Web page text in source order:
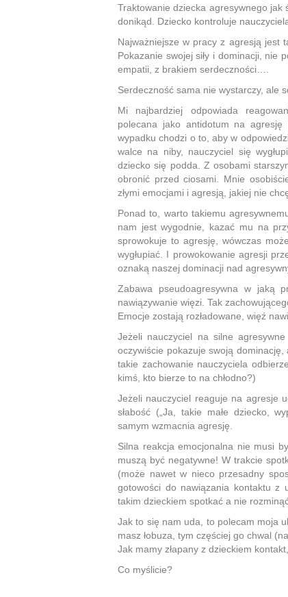
Traktowanie dziecka agresywnego
donikąd. Dziecko kontroluje
Najważniejsze w pracy z agresją jest
Pokazanie swojej siły i dominacji, nie
empatii, z brakiem serdeczności….
Serdeczność sama nie wystarczy, ale
Mi najbardziej odpowiada
polecana jako antidotum na agresję
wypadku chodzi o to, aby w
walce na niby, nauczyciel się
dziecko się podda. Z osobami
obronić przed ciosami. Mnie
złymi emocjami i agresją, jakiej nie
Ponad to, warto takiemu
nam jest wygodnie, kazać mu na
sprowokuje to agresję, wówczas
wygłupiać. I prowokowanie agresji
oznaką naszej dominacji nad
Zabawa pseudoagresywna w jaką
nawiązywanie więzi. Tak
Emocje zostają rozładowane, więź
Jeżeli nauczyciel na silne
oczywiście pokazuje swoją
takie zachowanie nauczyciela
kimś, kto bierze to na chłodno?)
Jeżeli nauczyciel reaguje na agresje
słabość („Ja, takie małe dziecko,
samym wzmacnia agresję.
Silna reakcja emocjonalna nie musi
muszą być negatywne! W trakcie
(może nawet w nieco przesadny
gotowości do nawiązania kontaktu z
takim dzieckiem spotkać a nie
Jak to się nam uda, to polecam moja
masz łobuza, tym częściej go chwal
Jak mamy złapany z dzieckiem
Co myślicie?